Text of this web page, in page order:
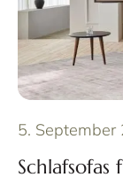
5. September